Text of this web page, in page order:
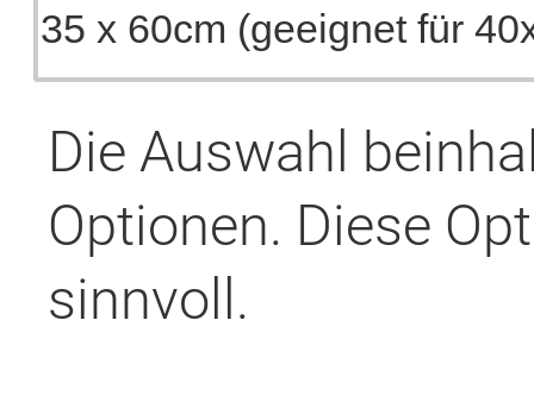
Die Auswahl
Optionen. Diese
sinnvoll.